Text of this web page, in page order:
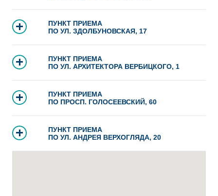
ПУНКТ ПРИЕМА
ПО УЛ. ЗДОЛБУНОВСКАЯ, 17
ПУНКТ ПРИЕМА
ПО УЛ. АРХИТЕКТОРА ВЕРБИЦКОГО, 1
ПУНКТ ПРИЕМА
ПО ПРОСП. ГОЛОСЕЕВСКИЙ, 60
ПУНКТ ПРИЕМА
ПО УЛ. АНДРЕЯ ВЕРХОГЛЯДА, 20